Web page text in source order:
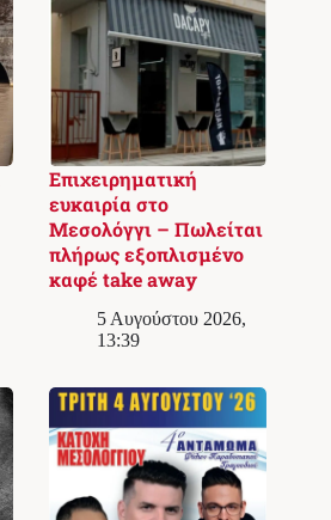
Επιχειρηματική
ευκαιρία στο
Μεσολόγγι – Πωλείται
πλήρως εξοπλισμένο
καφέ take away
5 Αυγούστου 2026,
13:39